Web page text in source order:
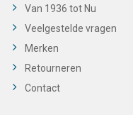
Van 1936 tot Nu
Veelgestelde vragen
Merken
Retourneren
Contact